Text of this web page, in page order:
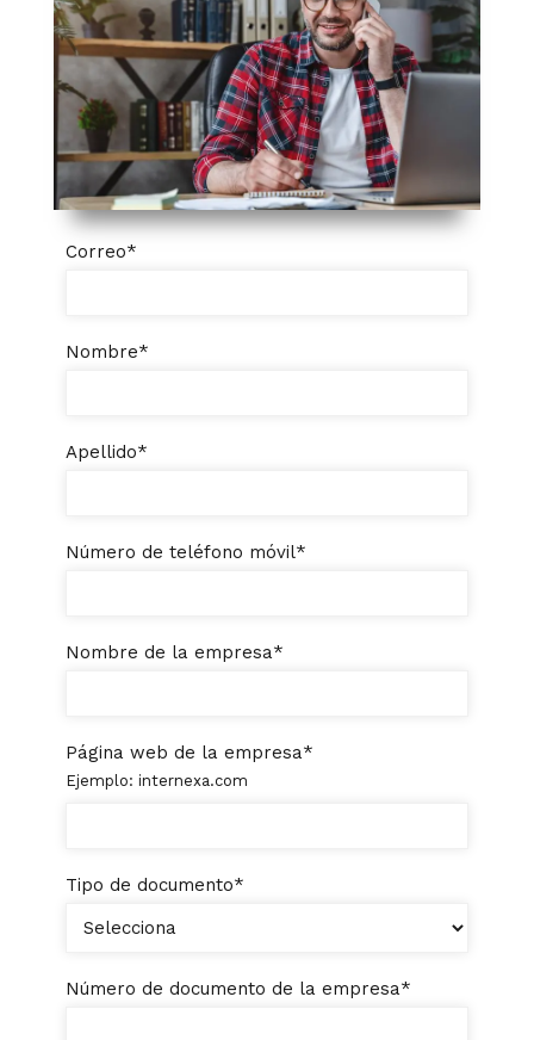
Correo*
Nombre*
Apellido*
Número de teléfono móvil*
Nombre de la empresa*
Página web de la empresa*
Ejemplo: internexa.com
Tipo de documento*
Número de documento de la empresa*